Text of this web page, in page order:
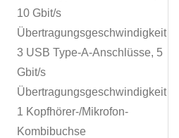
10 Gbit/s
Übertragungsgeschwindigkeit
3 ​​USB Type-A-Anschlüsse, 5
Gbit/s
Übertragungsgeschwindigkeit
1 Kopfhörer-/Mikrofon-
Kombibuchse